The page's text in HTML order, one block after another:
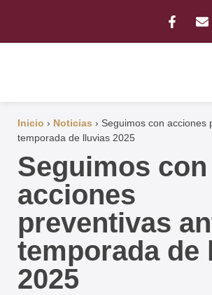
Inicio › Noticias › Seguimos con acciones
temporada de lluvias 2025
Seguimos con
acciones
preventivas
temporada de
2025